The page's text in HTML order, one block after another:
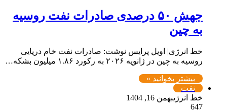
جهش ۵۰ درصدی صادرات نفت روسیه
به چین
خط انرژی| اویل پرایس نوشت: صادرات نفت خام دریایی
روسیه به چین در ژانویه ۲۰۲۶ به رکورد ۱.۸۶ میلیون بشکه…
بیشتر بخوانید »
نفت
خط انرژیبهمن 16, 1404
647